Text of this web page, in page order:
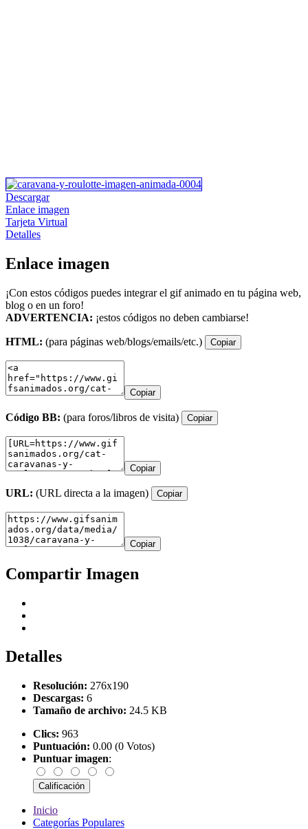
Descargar
Enlace imagen
Tarjeta Virtual
Detalles
Enlace imagen
¡Con estos códigos puedes integrar el gif animado en tu página web,
blog o en un foro!
ADVERTENCIA: ¡estos códigos no deben cambiarse!
HTML: (para páginas web/blogs/emails/etc.) Copiar
Copiar
Código BB: (para foros/libros de visita) Copiar
Copiar
URL: (URL directa a la imagen) Copiar
Copiar
Compartir Imagen
Detalles
Resolución: 276x190
Descargas: 6
Tamaño de archivo: 24.5 KB
Clics: 963
Puntuación: 0.00 (0 Votos)
Puntuar imagen:
Inicio
Categorías Populares